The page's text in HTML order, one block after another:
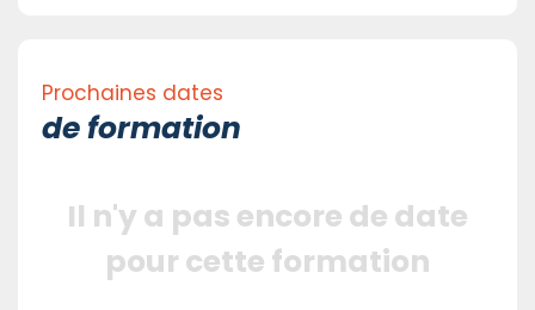
Prochaines dates
de formation
Il n'y a pas encore de date
pour cette formation